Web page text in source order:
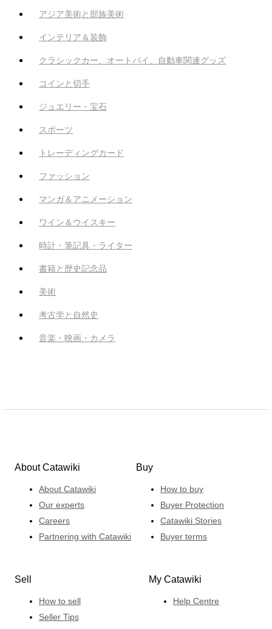
アジア美術と部族美術
インテリア＆装飾
クラシックカー、オートバイ、自動車関連グッズ
コインと切手
ジュエリー・宝石
スポーツ
トレーディングカード
ファッション
マンガ＆アニメーション
ワイン＆ウイスキー
時計・筆記具・ライター
書籍と歴史記念品
美術
考古学と自然史
音楽・映画・カメラ
About Catawiki
About Catawiki
Our experts
Careers
Partnering with Catawiki
Buy
How to buy
Buyer Protection
Catawiki Stories
Buyer terms
Sell
How to sell
Seller Tips
My Catawiki
Help Centre